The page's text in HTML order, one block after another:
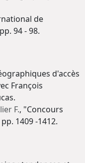
de
94 - 98.
d'accès
François
F., "Concours
1409 -1412.